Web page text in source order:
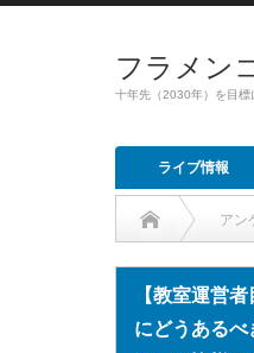
フラメン
十年先（2030年）を目標
ライブ情報
アン
【教室運営者目
で皆様ご自身も
【教室運営
にどうある